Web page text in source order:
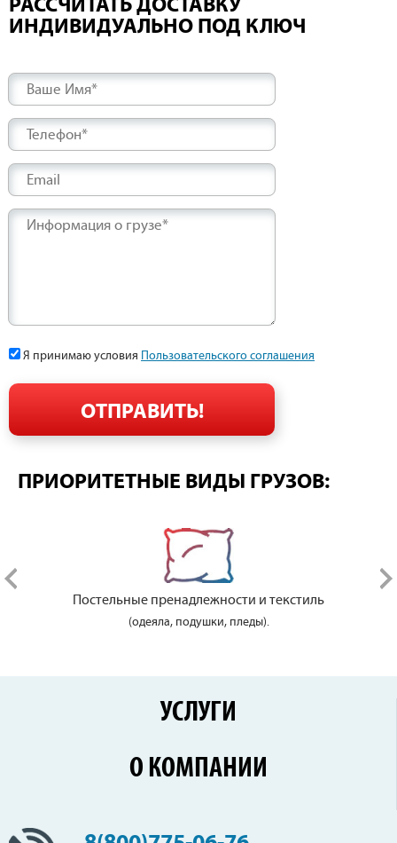
РАССЧИТАТЬ ДОСТАВКУ
ИНДИВИДУАЛЬНО ПОД КЛЮЧ
Ваше Имя*
Телефон*
Email
Информация о грузе*
Я принимаю условия Пользовательского соглашения
ПРИОРИТЕТНЫЕ ВИДЫ ГРУЗОВ:
Постельные пренадлежности и текстиль
(одеяла, подушки, пледы).
УСЛУГИ
Железнодорожные перевозки
О КОМПАНИИ